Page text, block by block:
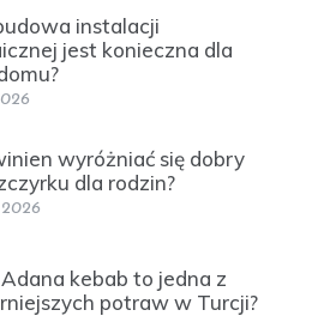
instalacji
jest konieczna dla
wyróżniać się dobry
dla rodzin?
kebab to jedna z
potraw w Turcji?